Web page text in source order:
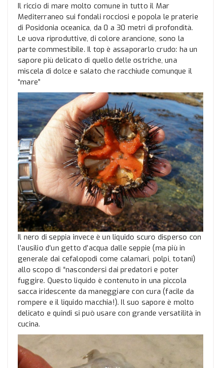
Il riccio di mare molto comune in tutto il Mar
Mediterraneo sui fondali rocciosi e popola le praterie
di Posidonia oceanica, da 0 a 30 metri di profondità.
Le uova riproduttive, di colore arancione, sono la
parte commestibile. Il top è assaporarlo crudo: ha un
sapore più delicato di quello delle ostriche, una
miscela di dolce e salato che racchiude comunque il
“mare”
Il nero di seppia invece è un liquido scuro disperso con
l’ausilio d’un getto d’acqua dalle seppie (ma più in
generale dai cefalopodi come calamari, polpi, totani)
allo scopo di “nascondersi dai predatori e poter
fuggire. Questo liquido è contenuto in una piccola
sacca iridescente da maneggiare con cura (facile da
rompere e il liquido macchia!). Il suo sapore è molto
delicato e quindi si può usare con grande versatilità in
cucina.